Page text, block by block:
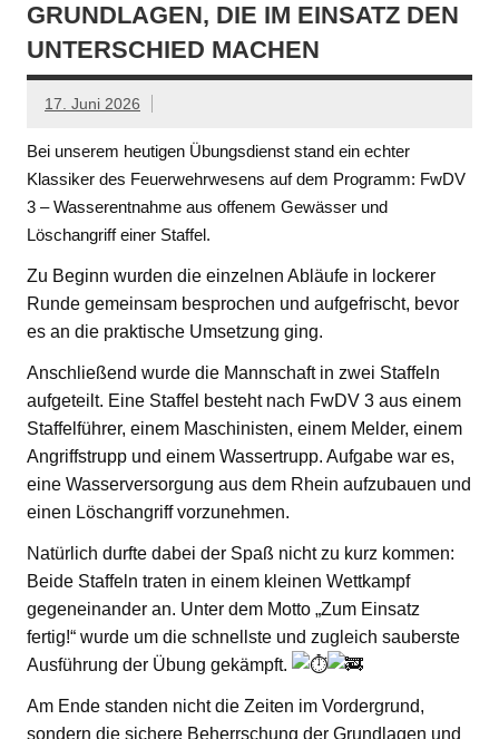
GRUNDLAGEN, DIE IM EINSATZ DEN
UNTERSCHIED MACHEN
17. Juni 2026
Bei unserem heutigen Übungsdienst stand ein echter
Klassiker des Feuerwehrwesens auf dem Programm: FwDV
3 – Wasserentnahme aus offenem Gewässer und
Löschangriff einer Staffel.
Zu Beginn wurden die einzelnen Abläufe in lockerer
Runde gemeinsam besprochen und aufgefrischt, bevor
es an die praktische Umsetzung ging.
Anschließend wurde die Mannschaft in zwei Staffeln
aufgeteilt. Eine Staffel besteht nach FwDV 3 aus einem
Staffelführer, einem Maschinisten, einem Melder, einem
Angriffstrupp und einem Wassertrupp. Aufgabe war es,
eine Wasserversorgung aus dem Rhein aufzubauen und
einen Löschangriff vorzunehmen.
Natürlich durfte dabei der Spaß nicht zu kurz kommen:
Beide Staffeln traten in einem kleinen Wettkampf
gegeneinander an. Unter dem Motto „Zum Einsatz
fertig!“ wurde um die schnellste und zugleich sauberste
Ausführung der Übung gekämpft.
Am Ende standen nicht die Zeiten im Vordergrund,
sondern die sichere Beherrschung der Grundlagen und